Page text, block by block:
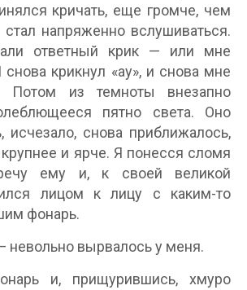
кричать, еще громче, чем
напряженно вслушиваться.
ответный крик — или мне
крикнул «ау», и снова мне
Потом из темноты внезапно
пятно света. Оно
исчезало, снова приближалось,
и ярче. Я понесся сломя
ему и, к своей великой
лицом к лицу с каким-то
фонарь.
невольно вырвалось у меня.
и, прищурившись, хмуро